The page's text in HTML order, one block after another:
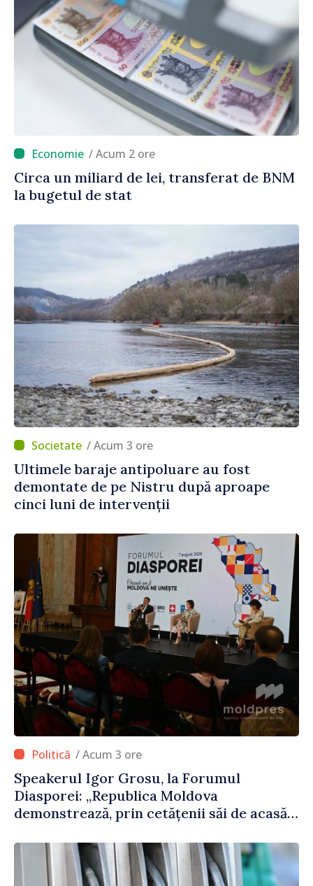
/ Acum 2 ore
Circa un miliard de lei, transferat de BNM
la bugetul de stat
/ Acum 3 ore
Ultimele baraje antipoluare au fost
demontate de pe Nistru după aproape
cinci luni de intervenții
/ Acum 3 ore
Speakerul Igor Grosu, la Forumul
Diasporei: „Republica Moldova
demonstrează, prin cetățenii săi de acasă
parte a marii familii europene”